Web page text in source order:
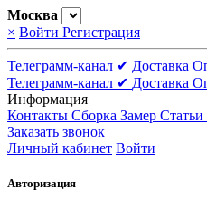
Москва
× Войти Регистрация
Телеграмм-канал ✔ Доставка
Телеграмм-канал ✔ Доставка
Информация
Контакты Сборка Замер Статьи
Заказать звонок
Личный кабинет Войти
Авторизация